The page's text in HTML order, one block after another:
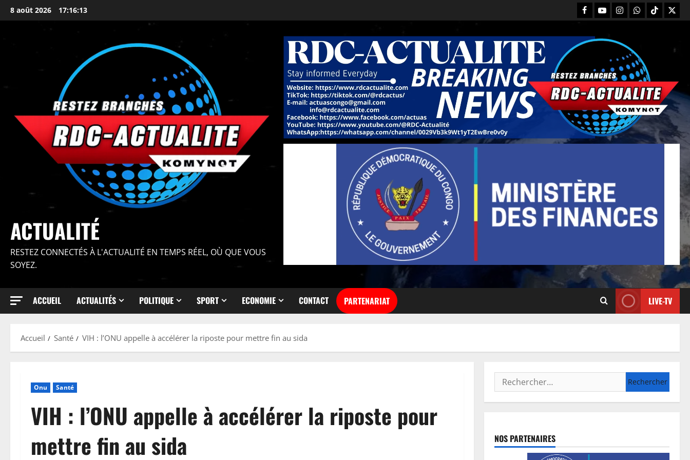
principal
8 août 2026 17:16:16
ACTUALITÉ
RESTEZ CONNECTÉS À L'ACTUALITÉ EN TEMPS RÉEL, OÙ QUE VOUS
SOYEZ.
ACCUEIL ACTUALITÉS POLITIQUE SPORT ECONOMIE CONTACT PARTENARIAT LIVE-TV
Accueil Santé VIH : l’ONU appelle à accélérer la riposte pour mettre fin au sida
Onu Santé
VIH : l’ONU appelle à accélérer la riposte pour
mettre fin au sida
NOS PARTENAIRES